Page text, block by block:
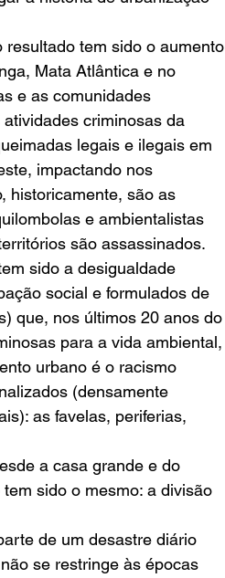
tem sido o aumento
Mata Atlântica e no
e as comunidades
criminosas da
legais e ilegais em
impactando nos
historicamente, são as
e ambientalistas
são assassinados.
sido a desigualdade
social e formulados de
que, nos últimos 20 anos do
para a vida ambiental,
urbano é o racismo
(densamente
as favelas, periferias,
a casa grande e do
sido o mesmo: a divisão
de um desastre diário
se restringe às épocas